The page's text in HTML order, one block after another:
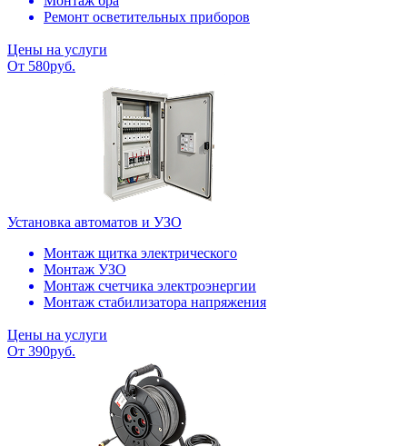
Ремонт осветительных приборов
Цены на услуги
От 580руб.
Установка автоматов и УЗО
Монтаж щитка электрического
Монтаж УЗО
Монтаж счетчика электроэнергии
Монтаж стабилизатора напряжения
Цены на услуги
От 390руб.